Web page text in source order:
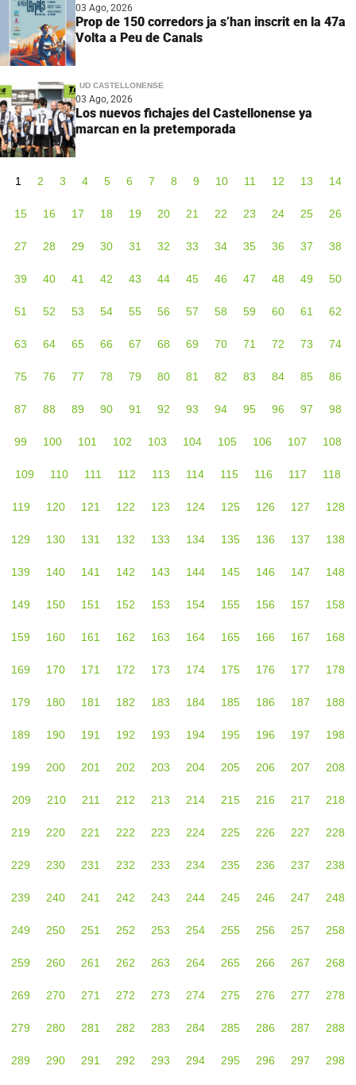
03 Ago, 2026
Prop de 150 corredors ja s’han inscrit en la 47a
Volta a Peu de Canals
UD CASTELLONENSE
03 Ago, 2026
Los nuevos fichajes del Castellonense ya
marcan en la pretemporada
1 2 3 4 5 6 7 8 9 10 11 12 13 14
15 16 17 18 19 20 21 22 23 24 25 26
27 28 29 30 31 32 33 34 35 36 37 38
39 40 41 42 43 44 45 46 47 48 49 50
51 52 53 54 55 56 57 58 59 60 61 62
63 64 65 66 67 68 69 70 71 72 73 74
75 76 77 78 79 80 81 82 83 84 85 86
87 88 89 90 91 92 93 94 95 96 97 98
99 100 101 102 103 104 105 106 107 108
109 110 111 112 113 114 115 116 117 118
119 120 121 122 123 124 125 126 127 128
129 130 131 132 133 134 135 136 137 138
139 140 141 142 143 144 145 146 147 148
149 150 151 152 153 154 155 156 157 158
159 160 161 162 163 164 165 166 167 168
169 170 171 172 173 174 175 176 177 178
179 180 181 182 183 184 185 186 187 188
189 190 191 192 193 194 195 196 197 198
199 200 201 202 203 204 205 206 207 208
209 210 211 212 213 214 215 216 217 218
219 220 221 222 223 224 225 226 227 228
229 230 231 232 233 234 235 236 237 238
239 240 241 242 243 244 245 246 247 248
249 250 251 252 253 254 255 256 257 258
259 260 261 262 263 264 265 266 267 268
269 270 271 272 273 274 275 276 277 278
279 280 281 282 283 284 285 286 287 288
289 290 291 292 293 294 295 296 297 298